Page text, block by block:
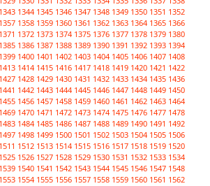
1343 1344 1345 1346 1347 1348 1349 1350 1351 1352
1357 1358 1359 1360 1361 1362 1363 1364 1365 1366
1371 1372 1373 1374 1375 1376 1377 1378 1379 1380
1385 1386 1387 1388 1389 1390 1391 1392 1393 1394
1399 1400 1401 1402 1403 1404 1405 1406 1407 1408
1413 1414 1415 1416 1417 1418 1419 1420 1421 1422
1427 1428 1429 1430 1431 1432 1433 1434 1435 1436
1441 1442 1443 1444 1445 1446 1447 1448 1449 1450
1455 1456 1457 1458 1459 1460 1461 1462 1463 1464
1469 1470 1471 1472 1473 1474 1475 1476 1477 1478
1483 1484 1485 1486 1487 1488 1489 1490 1491 1492
1497 1498 1499 1500 1501 1502 1503 1504 1505 1506
1511 1512 1513 1514 1515 1516 1517 1518 1519 1520
1525 1526 1527 1528 1529 1530 1531 1532 1533 1534
1539 1540 1541 1542 1543 1544 1545 1546 1547 1548
1553 1554 1555 1556 1557 1558 1559 1560 1561 1562